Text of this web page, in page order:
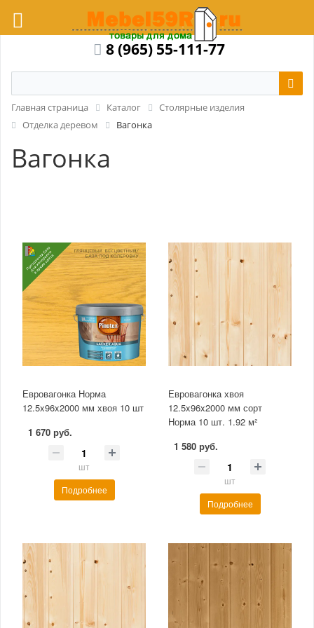
8 (965) 55-111-77
Главная страница Каталог
Столярные изделия
Отделка деревом
Вагонка
Вагонка
Евровагонка Норма
12.5x96x2000 мм хвоя 10 шт
1 670 руб.
шт
Подробнее
Евровагонка хвоя
12.5x96x2000 мм сорт
Норма 10 шт. 1.92 м²
1 580 руб.
шт
Подробнее